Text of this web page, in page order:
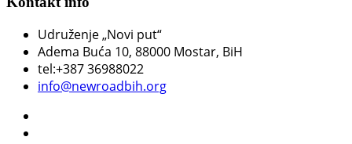
Udruženje „Novi put“
Adema Buća 10, 88000 Mostar, BiH
tel:+387 36988022
info@newroadbih.org